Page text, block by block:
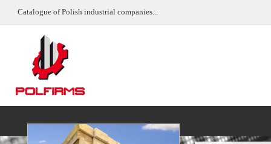
Catalogue of Polish industrial companies...